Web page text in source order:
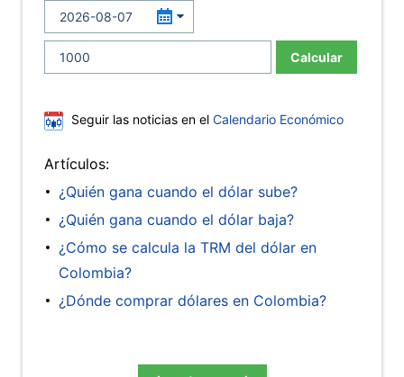
Calcular
Seguir las noticias en el Calendario Económico
Artículos:
¿Quién gana cuando el dólar sube?
¿Quién gana cuando el dólar baja?
¿Cómo se calcula la TRM del dólar en
Colombia?
¿Dónde comprar dólares en Colombia?